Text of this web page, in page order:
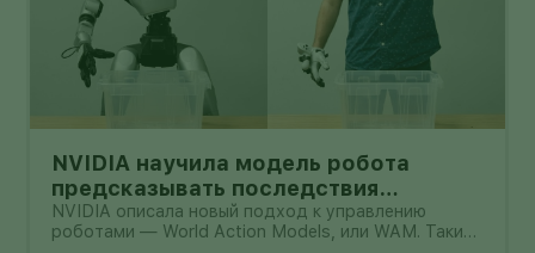
NVIDIA научила модель робота
предсказывать последствия
действий: что доказали цифры и где
предел
NVIDIA описала новый подход к управлению
роботами — World Action Models, или WAM. Такие